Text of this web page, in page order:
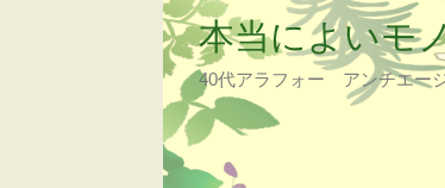
本当によいモ
40代アラフォー アンチエー